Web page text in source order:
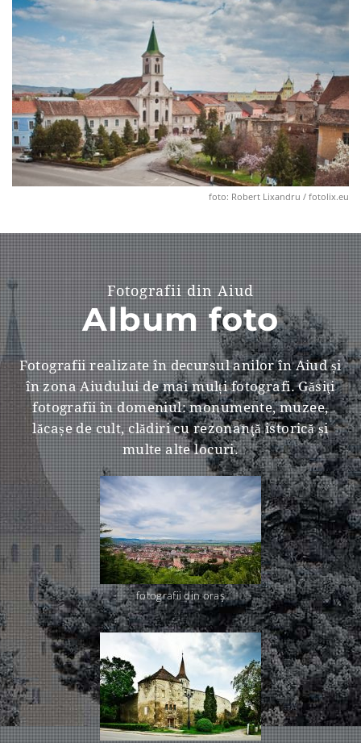
foto: Robert Lixandru / fotolix.eu
Fotografii din Aiud
Album foto
Fotografii realizate în decursul anilor în Aiud și
în zona Aiudului de mai mulți fotografi. Găsiţi
fotografii în domeniul: monumente, muzee,
lăcașe de cult, clădiri cu rezonanţă istorică și
multe alte locuri.
fotografii din oraş